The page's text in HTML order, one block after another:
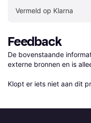
Vermeld op Klarna
Feedback
De bovenstaande
externe bronnen en is
Klopt er iets niet aan dit